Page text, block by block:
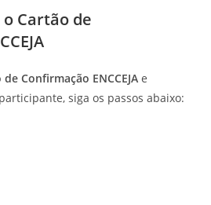
Cartão de
Confirmação ENCCEJA e
siga os passos abaixo: